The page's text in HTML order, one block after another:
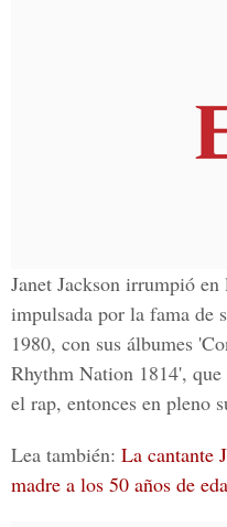
Janet Jackson irrumpió
impulsada por la fama de
1980, con sus álbumes
Rhythm Nation 1814',
el rap, entonces en pleno
Lea también: La cantante
madre a los 50 años de